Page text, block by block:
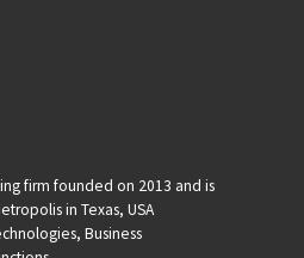
firm founded on 2013 and is
in Texas, USA
Business